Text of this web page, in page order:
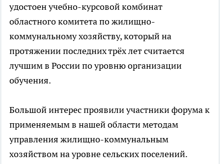
удостоен учебно-курсовой комбинат
областного комитета по жилищно-
коммунальному хозяйству, который на
протяжении последних трёх лет считается
лучшим в России по уровню организации
обучения.
Большой интерес проявили участники форума к
применяемым в нашей области методам
управления жилищно-коммунальным
хозяйством на уровне сельских поселений.